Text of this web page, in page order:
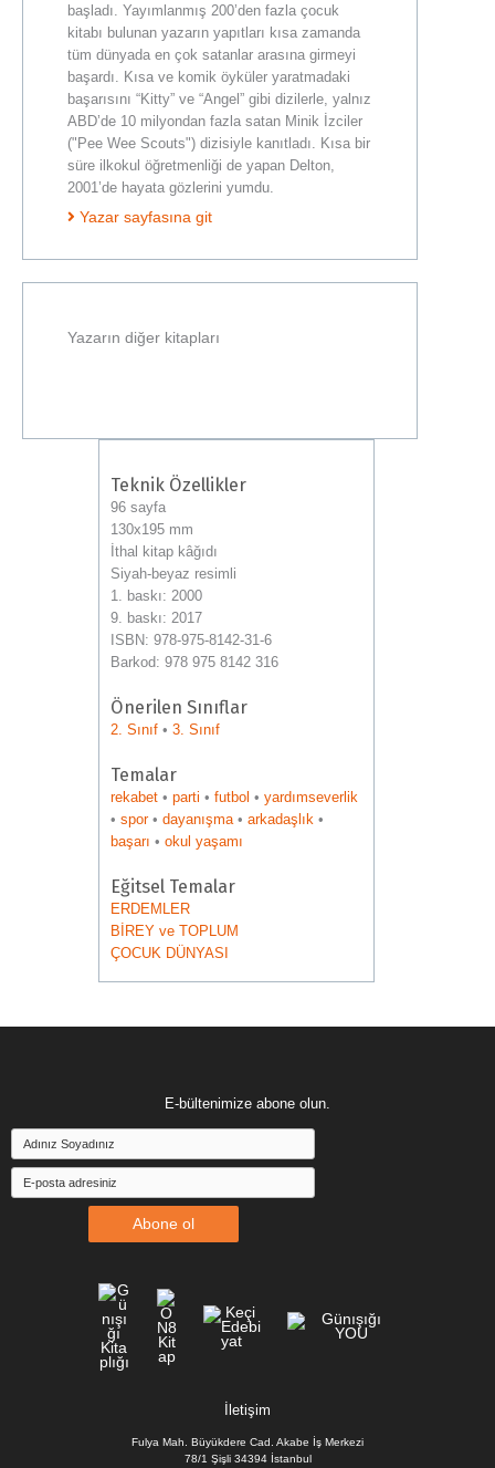
başladı. Yayımlanmış 200’den fazla çocuk
kitabı bulunan yazarın yapıtları kısa zamanda
tüm dünyada en çok satanlar arasına girmeyi
başardı. Kısa ve komik öyküler yaratmadaki
başarısını “Kitty” ve “Angel” gibi dizilerle, yalnız
ABD’de 10 milyondan fazla satan Minik İzciler
("Pee Wee Scouts") dizisiyle kanıtladı. Kısa bir
süre ilkokul öğretmenliği de yapan Delton,
2001’de hayata gözlerini yumdu.
Yazar sayfasına git
Yazarın diğer kitapları
14. baskı
12. baskı
Teknik Özellikler
96 sayfa
130x195 mm
İthal kitap kâğıdı
Siyah-beyaz resimli
1. baskı: 2000
9. baskı: 2017
ISBN: 978-975-8142-31-6
Barkod: 978 975 8142 316
Önerilen Sınıflar
2. Sınıf • 3. Sınıf
Temalar
rekabet • parti • futbol • yardımseverlik
• spor• dayanışma • arkadaşlık •
başarı • okul yaşamı
Eğitsel Temalar
ERDEMLER
BİREY ve TOPLUM
ÇOCUK DÜNYASI
E-bültenimize abone olun.
Abone ol
İletişim
Fulya Mah. Büyükdere Cad. Akabe İş Merkezi
78/1 Şişli 34394 İstanbul